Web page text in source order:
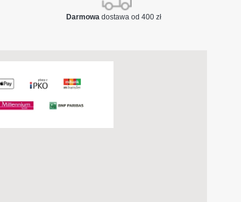
Darmowa dostawa od 400 zł